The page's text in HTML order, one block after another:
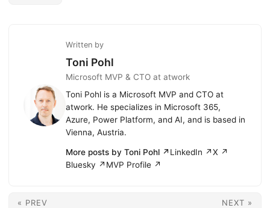
Written by
Toni Pohl
Microsoft MVP & CTO at atwork
Toni Pohl is a Microsoft MVP and CTO at
atwork. He specializes in Microsoft 365,
Azure, Power Platform, and AI, and is based in
Vienna, Austria.
More posts by Toni Pohl ↗LinkedIn ↗X ↗
Bluesky ↗ MVP Profile ↗
« PREV NEXT »